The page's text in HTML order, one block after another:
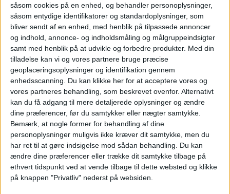
såsom cookies på en enhed, og behandler personoplysninger,
såsom entydige identifikatorer og standardoplysninger, som
bliver sendt af en enhed, med henblik på tilpassede annoncer
og indhold, annonce- og indholdsmåling og målgruppeindsigter
samt med henblik på at udvikle og forbedre produkter. Med din
tilladelse kan vi og vores partnere bruge præcise
geoplaceringsoplysninger og identifikation gennem
enhedsscanning. Du kan klikke her for at acceptere vores og
vores partneres behandling, som beskrevet ovenfor. Alternativt
kan du få adgang til mere detaljerede oplysninger og ændre
dine præferencer, før du samtykker eller nægter samtykke.
Bemærk, at nogle former for behandling af dine
personoplysninger muligvis ikke kræver dit samtykke, men du
har ret til at gøre indsigelse mod sådan behandling.
Du kan
ændre dine præferencer eller trække dit samtykke tilbage på
ethvert tidspunkt ved at vende tilbage til dette websted og klikke
på knappen "Privatliv" nederst på websiden.
den internationale trafik.
Varsler lavere resultat
Den svagere trafikudvikling har også
økonomiske konsekvenser.
Heathrow forventer nu et justeret EBITDA på
omkring 1,88 milliarder pund i 2026, et fald fra
2,03 milliarder pund året før. Samtidig
forventes driftsomkostningerne at stige med
omkring ti procent som følge af højere